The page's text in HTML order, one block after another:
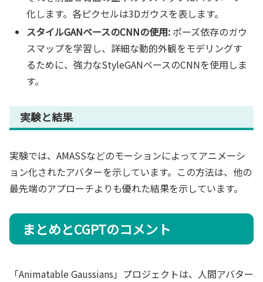
化します。各ピクセルは3Dガウスを表します。
スタイルGANベースのCNNの使用: ポーズ依存のガウ
スマップを学習し、詳細な動的外観をモデリングす
るために、強力なStyleGANベースのCNNを使用しま
す。
実験と結果
実験では、AMASSなどのモーションによってアニメーシ
ョン化されたアバターを示しています。この方法は、他の
最先端のアプローチよりも優れた結果を示しています。
まとめとCGPTのコメント
「Animatable Gaussians」プロジェクトは、人間アバター